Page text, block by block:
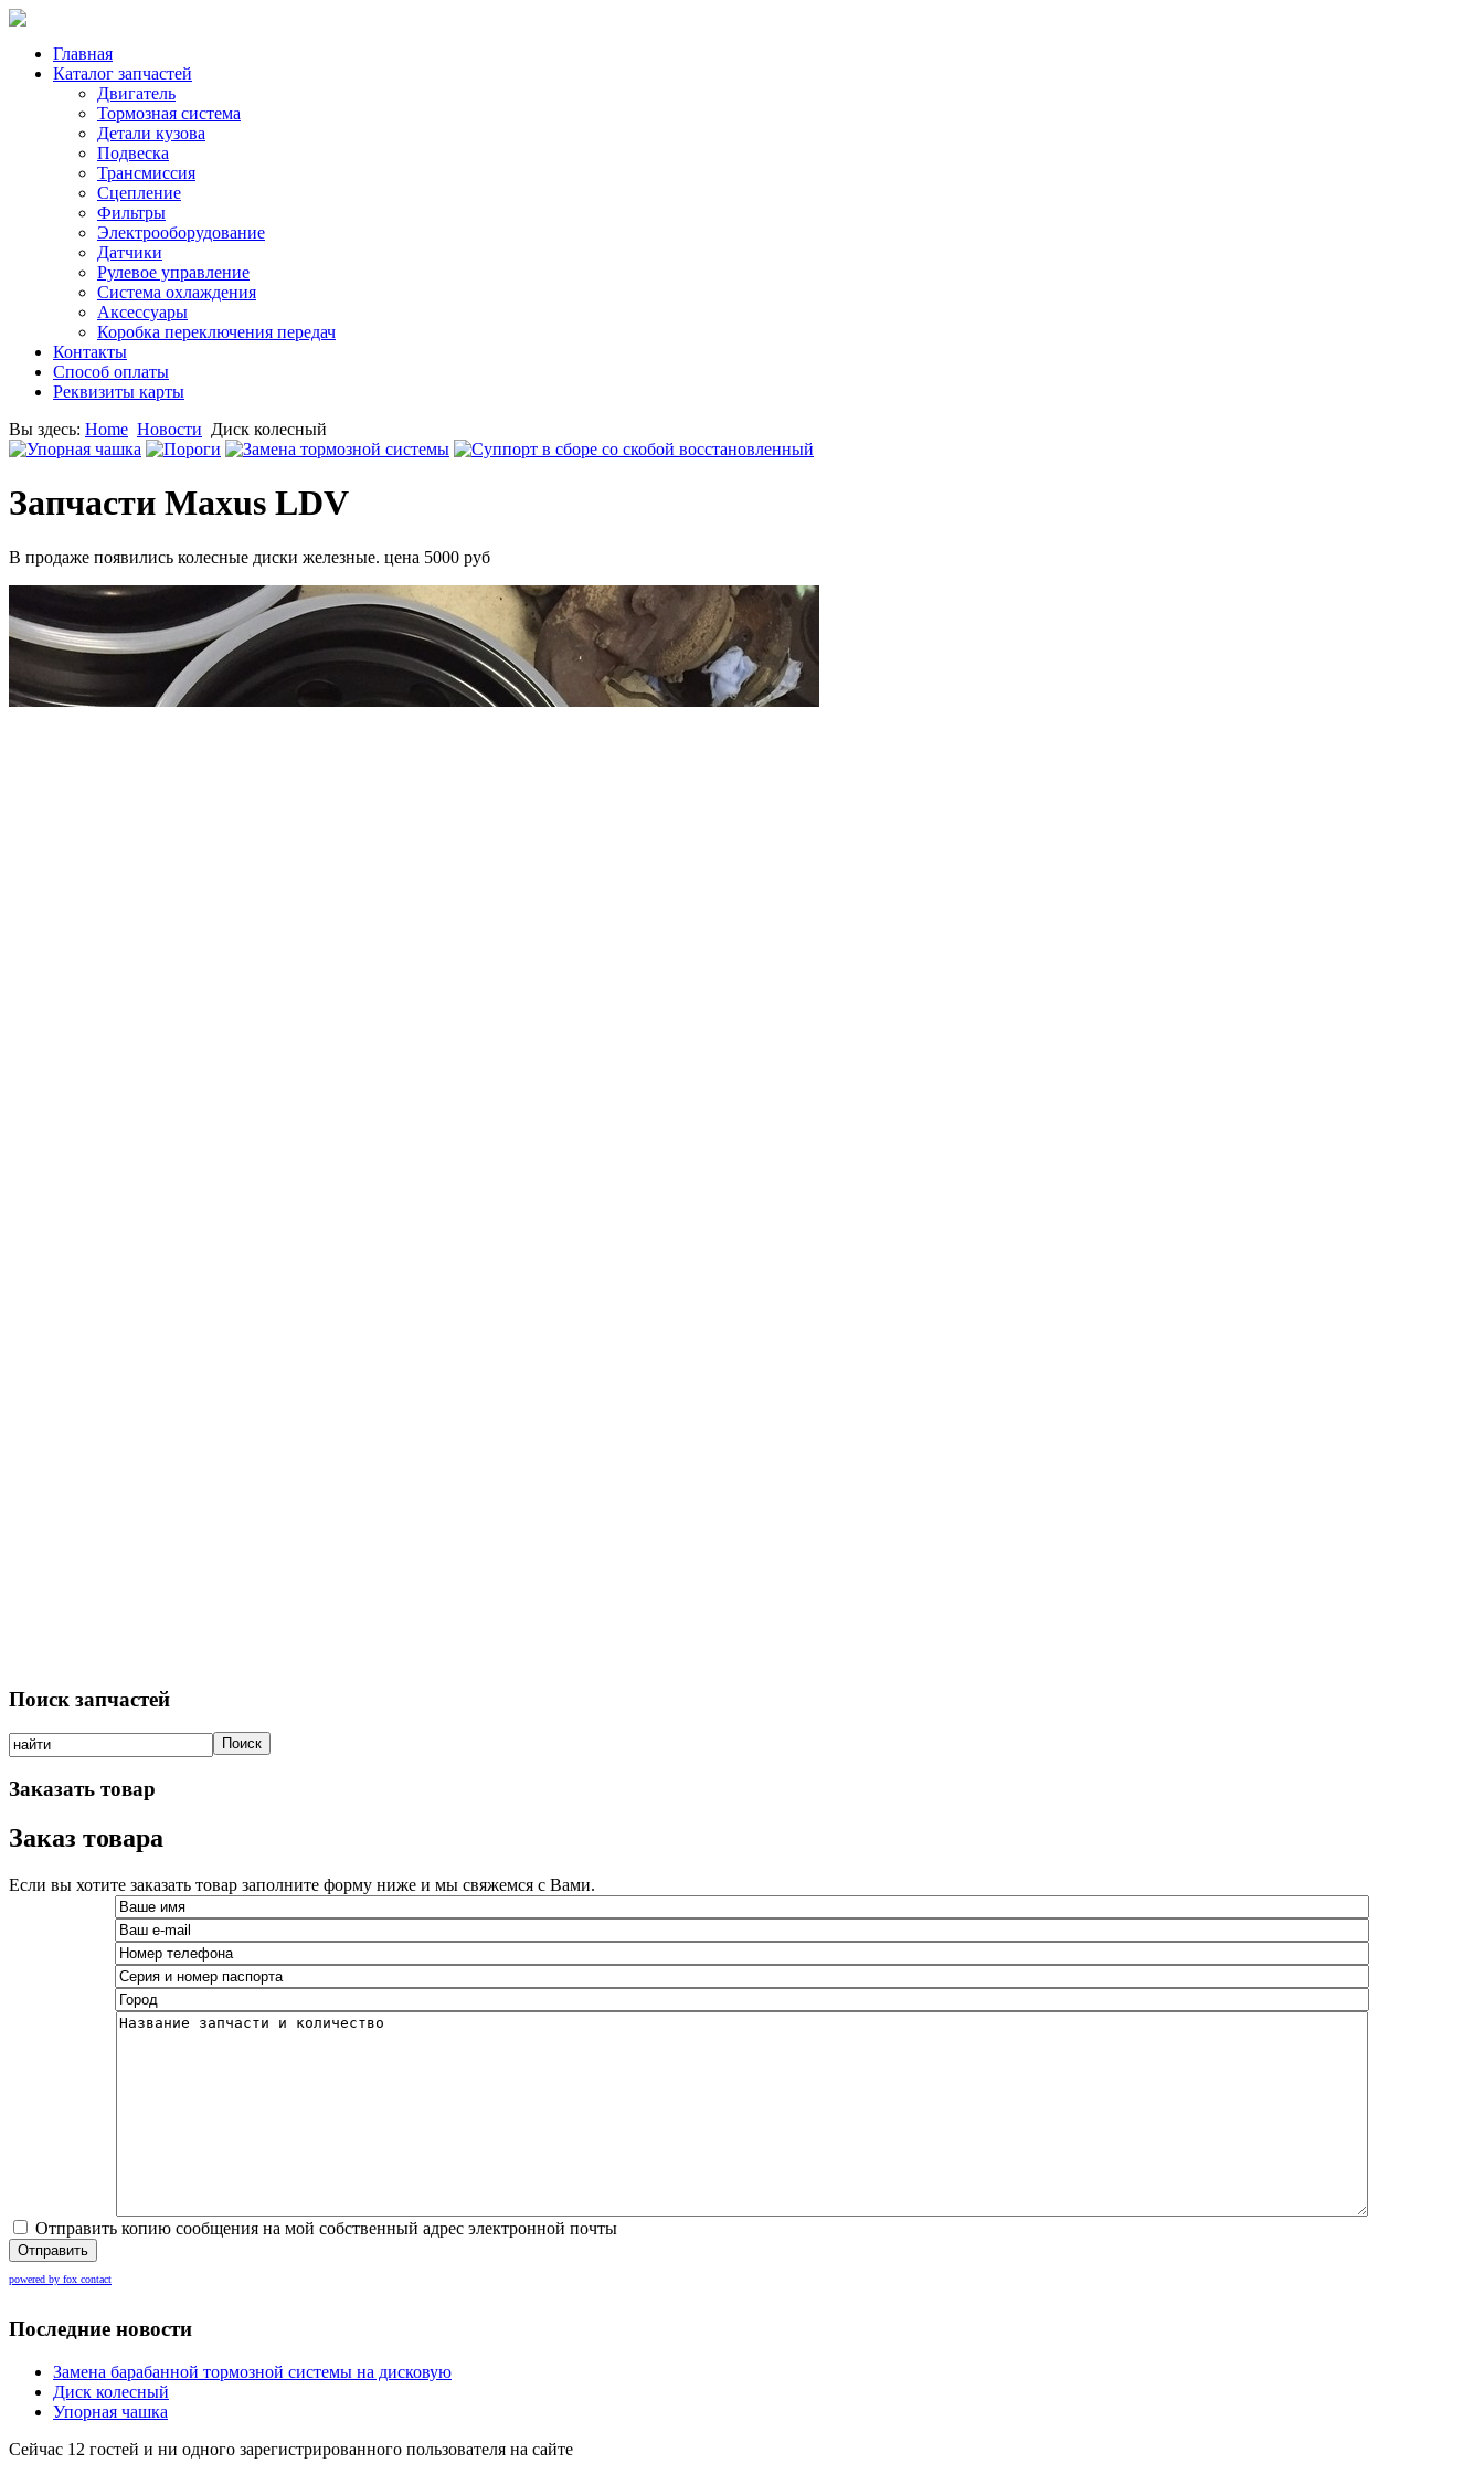
Главная
Каталог запчастей
Двигатель
Тормозная система
Детали кузова
Подвеска
Трансмиссия
Сцепление
Фильтры
Электрооборудование
Датчики
Рулевое управление
Система охлаждения
Аксессуары
Коробка переключения передач
Контакты
Способ оплаты
Реквизиты карты
Вы здесь: Home Новости Диск колесный
Запчасти Maxus LDV
В продаже появились колесные диски железные. цена 5000 руб
Поиск запчастей
Заказать товар
Заказ товара
Если вы хотите заказать товар заполните форму ниже и мы свяжемся с Вами.
Отправить копию сообщения на мой собственный адрес электронной почты
Отправить
powered by fox contact
Последние новости
Замена барабанной тормозной системы на дисковую
Диск колесный
Упорная чашка
Сейчас 12 гостей и ни одного зарегистрированного пользователя на сайте